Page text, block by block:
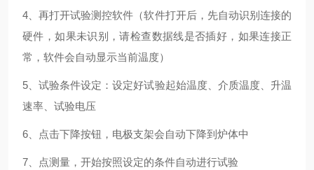
4、再打开试验测控软件（软件打开后，先自动识别连接的
硬件，如果未识别，请检查数据线是否插好，如果连接正
常，软件会自动显示当前温度）
5、试验条件设定：设定好试验起始温度、介质温度、升温
速率、试验电压
6、点击下降按钮，电极支架会自动下降到炉体中
7、点测量，开始按照设定的条件自动进行试验